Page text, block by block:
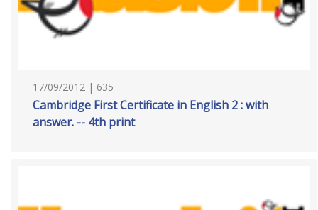
17/09/2012 | 635
Cambridge First Certificate in English 2 : with
answer. -- 4th print